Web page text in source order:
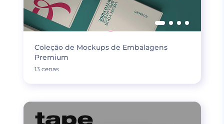
Coleção de Mockups de Embalagens
Premium
13 cenas